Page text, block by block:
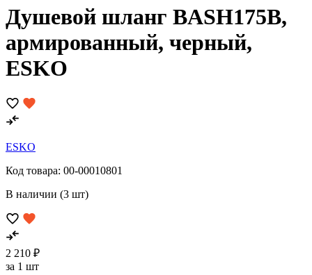
Душевой шланг BASH175B,
армированный, черный,
ESKO
ESKO
Код товара: 00-00010801
В наличии (3 шт)
2 210 ₽
за 1 шт